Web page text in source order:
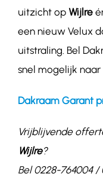
uitzicht op Wijlre
een nieuw Velux
uitstraling. Bel
snel mogelijk naar
Dakraam Garant
Vrijblijvende
Wijlre?
Bel 0228-764004 /